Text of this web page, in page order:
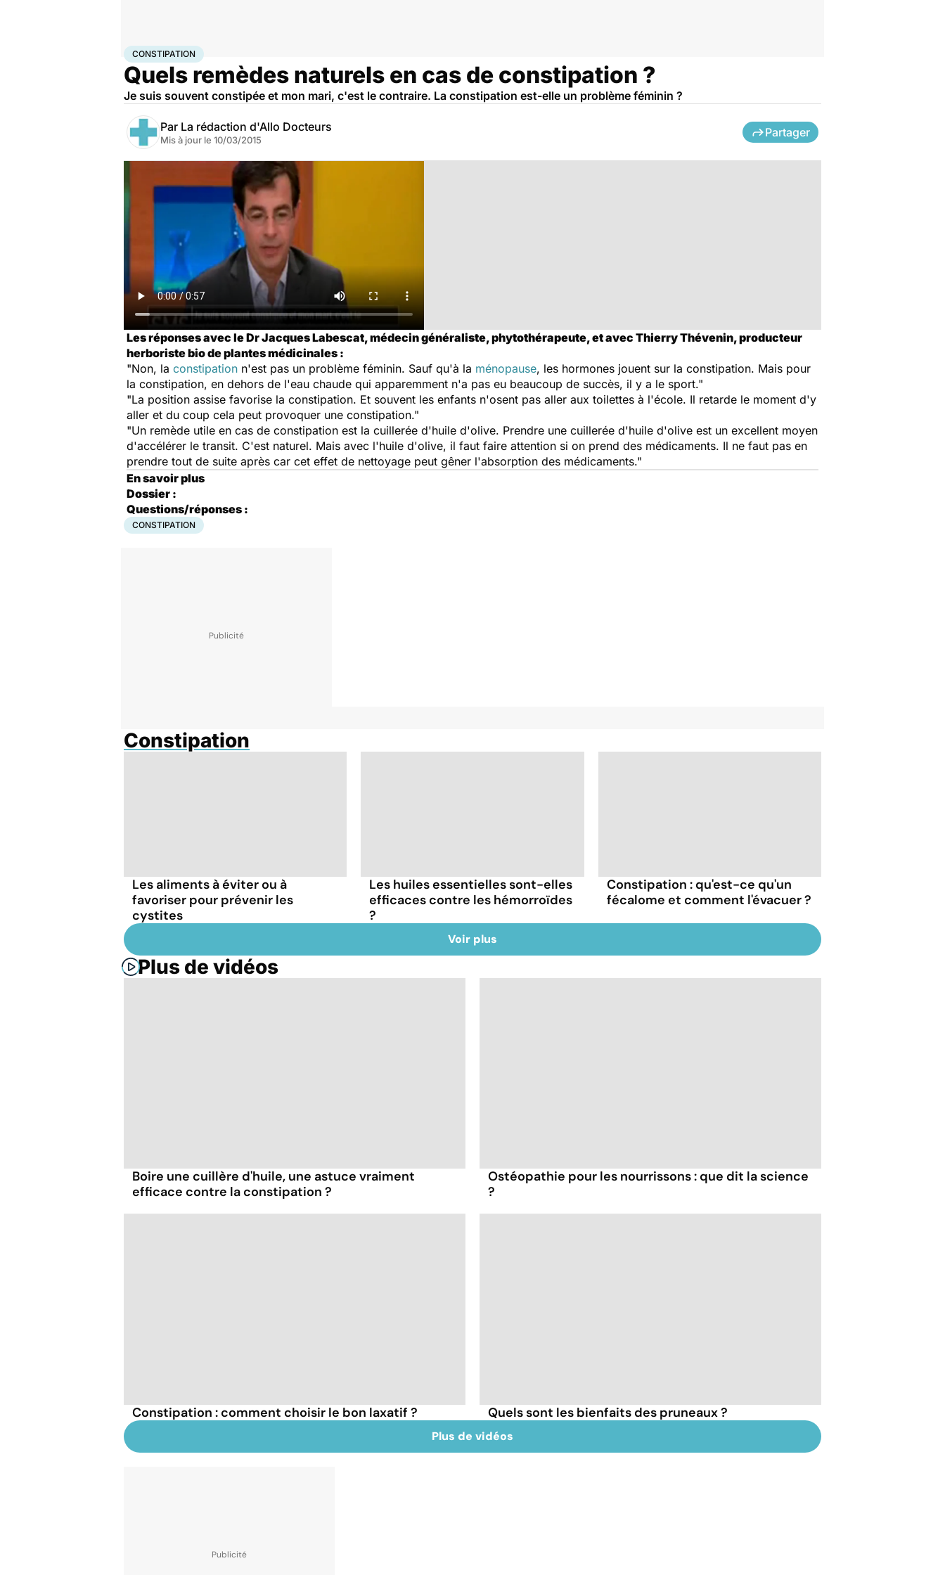
AccueilSantéConstipation
CONSTIPATION
Quels remèdes naturels en cas de constipation ?
Je suis souvent constipée et mon mari, c'est le contraire. La constipation est-elle un problème féminin ?
Par La rédaction d'Allo Docteurs
Mis à jour le 10/03/2015
Partager
Les réponses avec le Dr Jacques Labescat, médecin généraliste, phytothérapeute, et avec Thierry Thévenin, producteur
herboriste bio de plantes médicinales :
"Non, la constipation n'est pas un problème féminin. Sauf qu'à la ménopause, les hormones jouent sur la constipation. Mais pour
la constipation, en dehors de l'eau chaude qui apparemment n'a pas eu beaucoup de succès, il y a le sport."
"La position assise favorise la constipation. Et souvent les enfants n'osent pas aller aux toilettes à l'école. Il retarde le moment d'y
aller et du coup cela peut provoquer une constipation."
"Un remède utile en cas de constipation est la cuillerée d'huile d'olive. Prendre une cuillerée d'huile d'olive est un excellent moyen
d'accélérer le transit. C'est naturel. Mais avec l'huile d'olive, il faut faire attention si on prend des médicaments. Il ne faut pas en
prendre tout de suite après car cet effet de nettoyage peut gêner l'absorption des médicaments."
En savoir plus
Dossier :
Questions/réponses :
CONSTIPATION
Constipation
Les aliments à éviter ou à
favoriser pour prévenir les
cystites
Les huiles essentielles sont-elles
efficaces contre les hémorroïdes
?
Constipation : qu'est-ce qu'un
fécalome et comment l'évacuer ?
Voir plus
Plus de vidéos
Boire une cuillère d'huile, une astuce vraiment
efficace contre la constipation ?
Ostéopathie pour les nourrissons : que dit la science
?
Constipation : comment choisir le bon laxatif ? Quels sont les bienfaits des pruneaux ?
Plus de vidéos